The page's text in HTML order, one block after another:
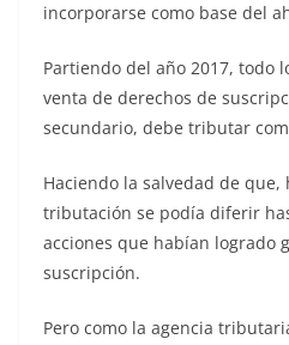
incorporarse como base del
Partiendo del año 2017, todo
venta de derechos de
secundario, debe tributar
Haciendo la salvedad de que,
tributación se podía diferir
acciones que habían logrado
suscripción.
Pero como la agencia